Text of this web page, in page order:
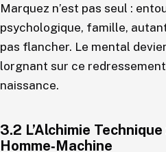
Marquez n’est pas seul :
psychologique, famille,
pas flancher. Le mental
lorgnant sur ce
naissance.
3.2 L’Alchimie
Homme‑Machine